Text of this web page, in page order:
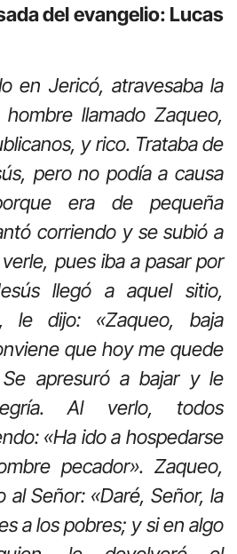
del evangelio: Lucas
en Jericó, atravesaba la
llamado Zaqueo,
y rico. Trataba de
pero no podía a causa
era de pequeña
corriendo y se subió a
pues iba a pasar por
llegó a aquel sitio,
le dijo: «Zaqueo, baja
que hoy me quede
apresuró a bajar y le
Al verlo, todos
«Ha ido a hospedarse
pecador». Zaqueo,
al Señor: «Daré, Señor, la
a los pobres; y si en algo